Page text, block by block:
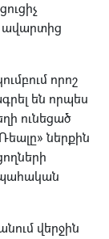
ավարտից
որոշ
են որպես
ունեցած
ներքին
վերջին